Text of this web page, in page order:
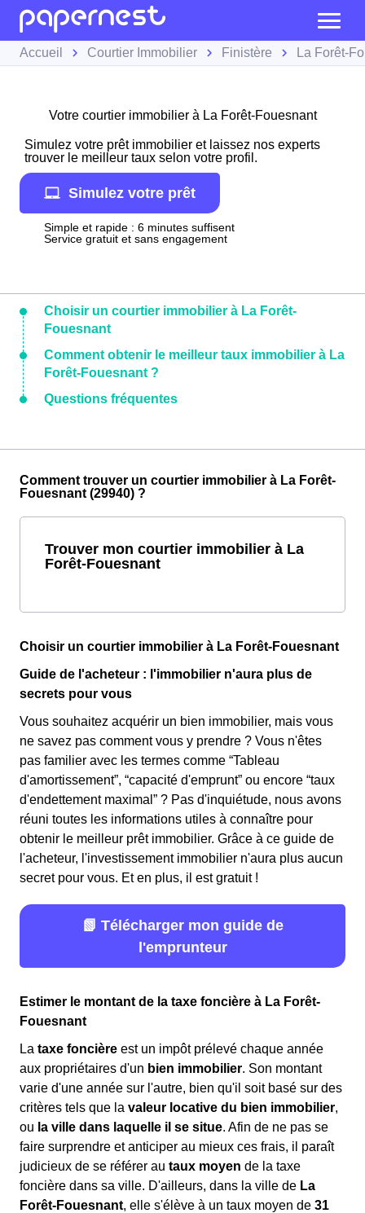
Accueil Courtier Immobilier Finistère La Forêt-
Votre courtier immobilier à La Forêt-Fouesnant
Simulez votre prêt immobilier et laissez nos experts
trouver le meilleur taux selon votre profil.
Simulez votre prêt
Simple et rapide : 6 minutes suffisent
Service gratuit et sans engagement
Choisir un courtier immobilier à La Forêt-
Fouesnant
Comment obtenir le meilleur taux immobilier à La
Forêt-Fouesnant ?
Questions fréquentes
Comment trouver un courtier immobilier à La Forêt-
Fouesnant (29940) ?
Trouver mon courtier immobilier à La
Forêt-Fouesnant
Choisir un courtier immobilier à La Forêt-Fouesnant
Guide de l'acheteur : l'immobilier n'aura plus de
secrets pour vous
Vous souhaitez acquérir un bien immobilier, mais vous
ne savez pas comment vous y prendre ? Vous n'êtes
pas familier avec les termes comme “Tableau
d'amortissement”, “capacité d'emprunt” ou encore “taux
d'endettement maximal” ? Pas d'inquiétude, nous avons
réuni toutes les informations utiles à connaître pour
obtenir le meilleur prêt immobilier. Grâce à ce guide de
l'acheteur, l'investissement immobilier n'aura plus aucun
secret pour vous. Et en plus, il est gratuit !
📗 Télécharger mon guide de
l'emprunteur
Estimer le montant de la taxe foncière à La Forêt-
Fouesnant
La taxe foncière est un impôt prélevé chaque année
aux propriétaires d'un bien immobilier. Son montant
varie d'une année sur l'autre, bien qu'il soit basé sur des
critères tels que la valeur locative du bien immobilier,
ou la ville dans laquelle il se situe. Afin de ne pas se
faire surprendre et anticiper au mieux ces frais, il paraît
judicieux de se référer au taux moyen de la taxe
foncière dans sa ville. D'ailleurs, dans la ville de La
Forêt-Fouesnant, elle s'élève à un taux moyen de 31